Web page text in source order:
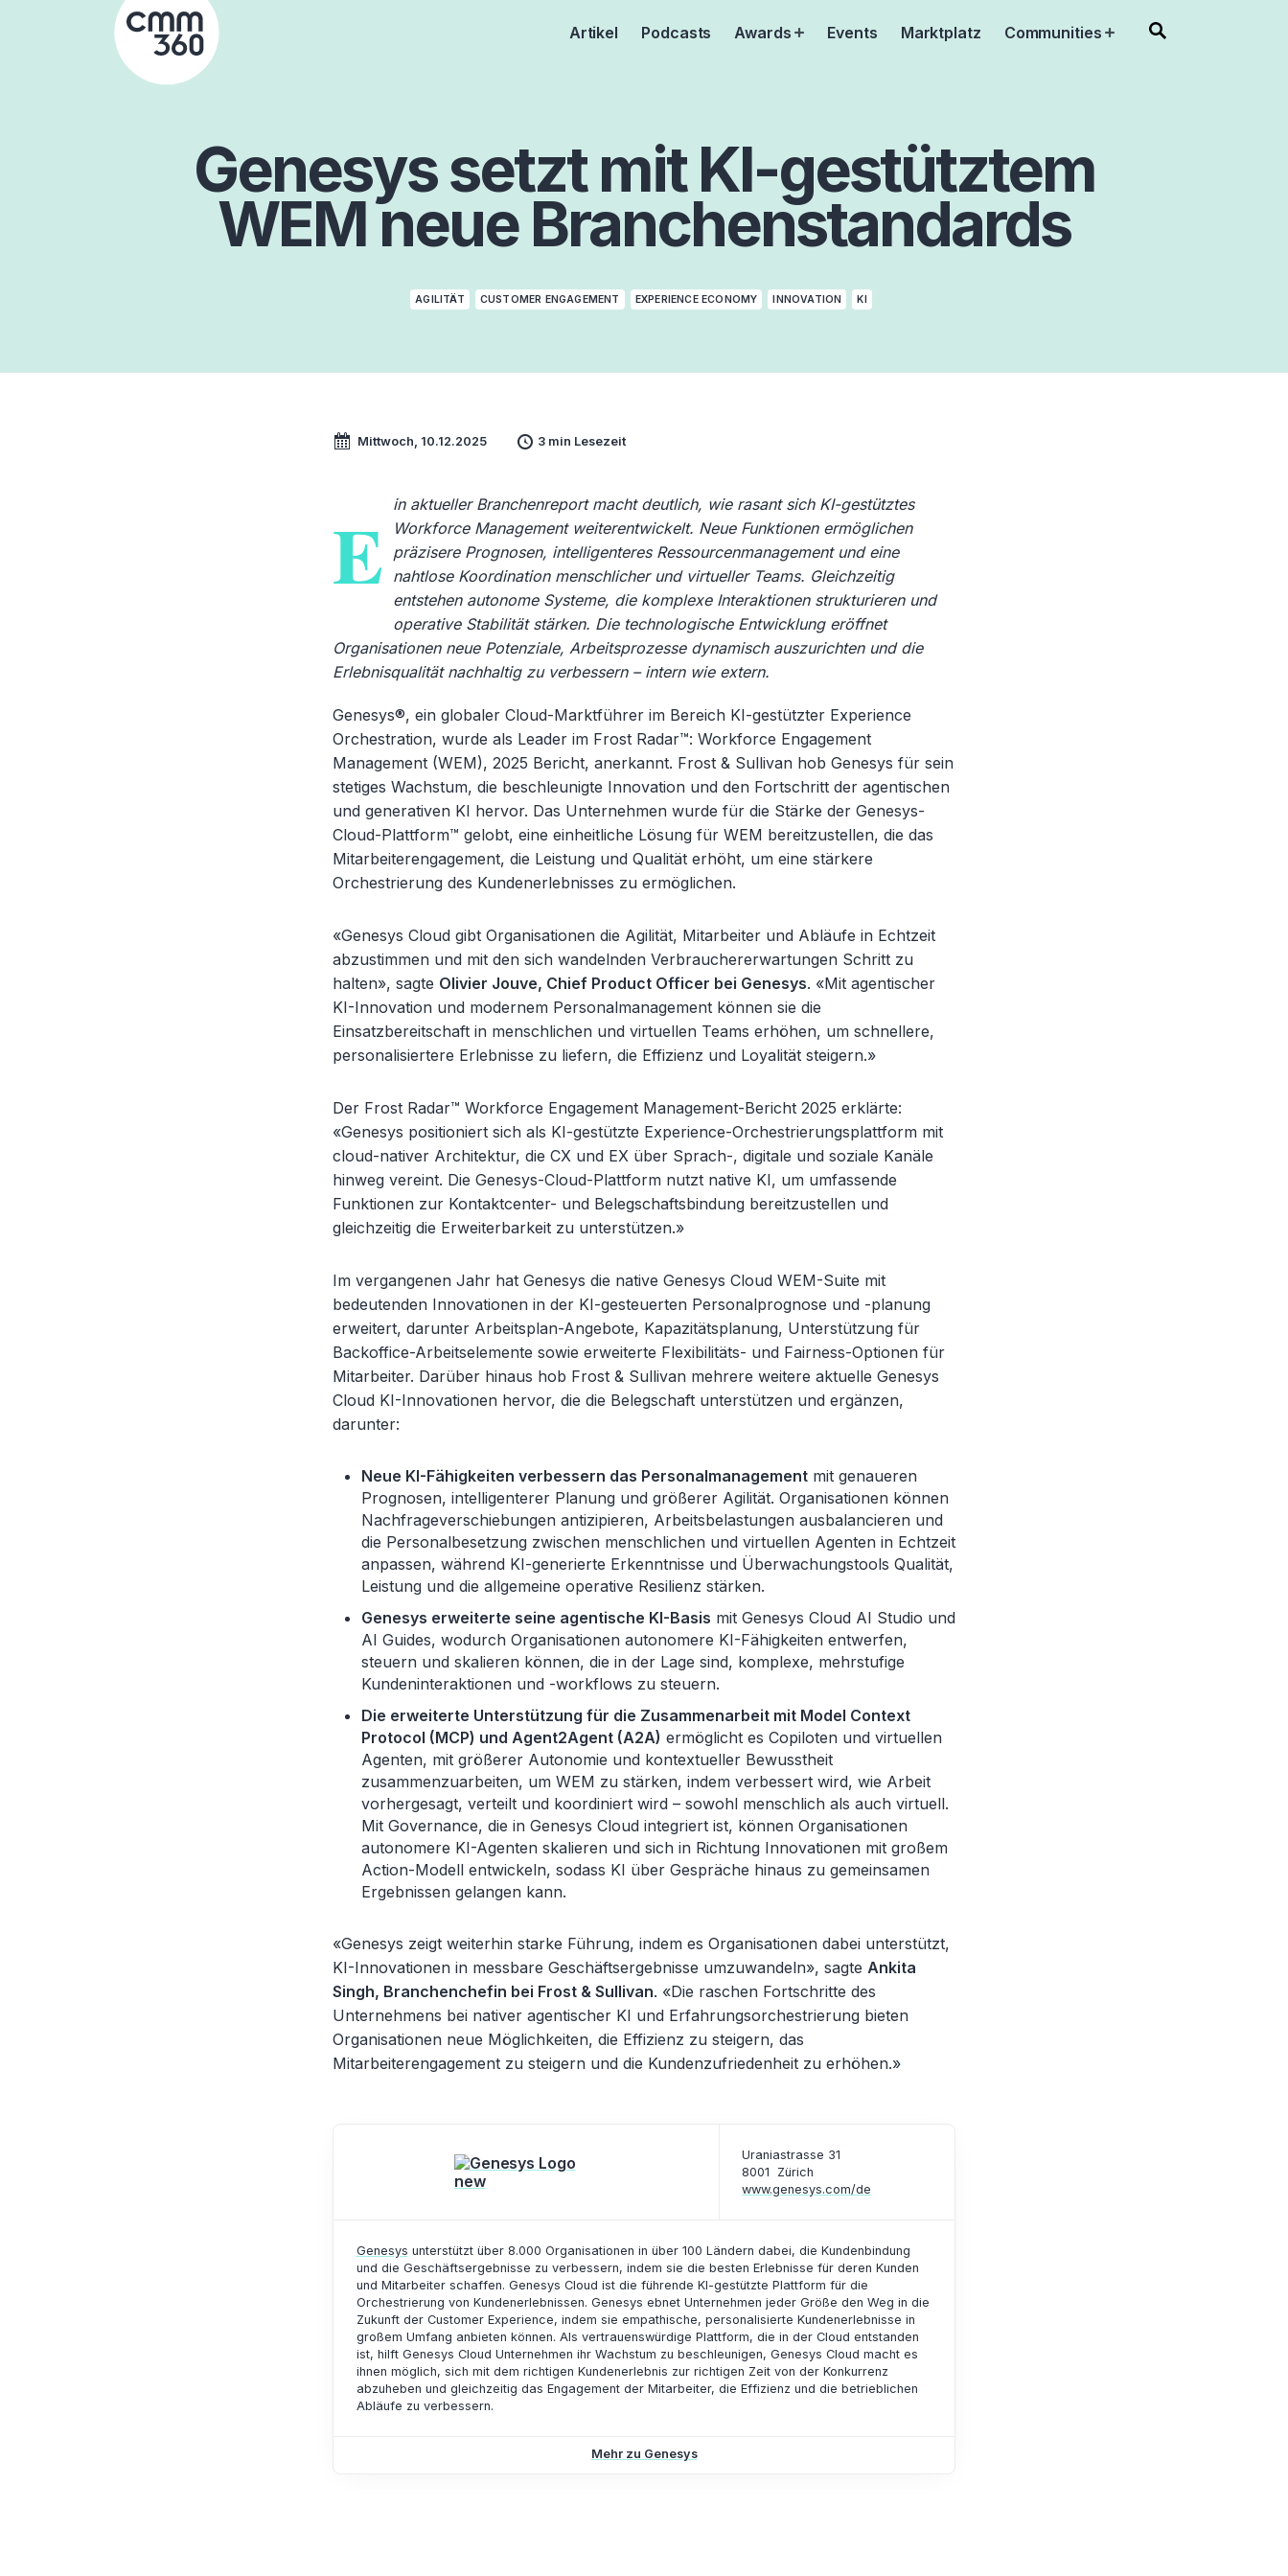
Artikel Podcasts Awards OpenEvents Marktplatz Communities Open
Genesys setzt mit KI-gestütztem
WEM neue Branchenstandards
AGILITÄT CUSTOMER ENGAGEMENT EXPERIENCE ECONOMY INNOVATION KI
Mittwoch, 10.12.2025 3 min Lesezeit
E in aktueller Branchenreport macht deutlich, wie rasant sich KI-gestütztes
Workforce Management weiterentwickelt. Neue Funktionen ermöglichen
präzisere Prognosen, intelligenteres Ressourcenmanagement und eine
nahtlose Koordination menschlicher und virtueller Teams. Gleichzeitig
entstehen autonome Systeme, die komplexe Interaktionen strukturieren und
operative Stabilität stärken. Die technologische Entwicklung eröffnet
Organisationen neue Potenziale, Arbeitsprozesse dynamisch auszurichten und die
Erlebnisqualität nachhaltig zu verbessern – intern wie extern.
Genesys®, ein globaler Cloud-Marktführer im Bereich KI-gestützter Experience
Orchestration, wurde als Leader im Frost Radar™: Workforce Engagement
Management (WEM), 2025 Bericht, anerkannt. Frost & Sullivan hob Genesys für sein
stetiges Wachstum, die beschleunigte Innovation und den Fortschritt der agentischen
und generativen KI hervor. Das Unternehmen wurde für die Stärke der Genesys-
Cloud-Plattform™ gelobt, eine einheitliche Lösung für WEM bereitzustellen, die das
Mitarbeiterengagement, die Leistung und Qualität erhöht, um eine stärkere
Orchestrierung des Kundenerlebnisses zu ermöglichen.
«Genesys Cloud gibt Organisationen die Agilität, Mitarbeiter und Abläufe in Echtzeit
abzustimmen und mit den sich wandelnden Verbrauchererwartungen Schritt zu
halten», sagte Olivier Jouve, Chief Product Officer bei Genesys. «Mit agentischer
KI-Innovation und modernem Personalmanagement können sie die
Einsatzbereitschaft in menschlichen und virtuellen Teams erhöhen, um schnellere,
personalisiertere Erlebnisse zu liefern, die Effizienz und Loyalität steigern.»
Der Frost Radar™ Workforce Engagement Management-Bericht 2025 erklärte:
«Genesys positioniert sich als KI-gestützte Experience-Orchestrierungsplattform mit
cloud-nativer Architektur, die CX und EX über Sprach-, digitale und soziale Kanäle
hinweg vereint. Die Genesys-Cloud-Plattform nutzt native KI, um umfassende
Funktionen zur Kontaktcenter- und Belegschaftsbindung bereitzustellen und
gleichzeitig die Erweiterbarkeit zu unterstützen.»
Im vergangenen Jahr hat Genesys die native Genesys Cloud WEM-Suite mit
bedeutenden Innovationen in der KI-gesteuerten Personalprognose und -planung
erweitert, darunter Arbeitsplan-Angebote, Kapazitätsplanung, Unterstützung für
Backoffice-Arbeitselemente sowie erweiterte Flexibilitäts- und Fairness-Optionen für
Mitarbeiter. Darüber hinaus hob Frost & Sullivan mehrere weitere aktuelle Genesys
Cloud KI-Innovationen hervor, die die Belegschaft unterstützen und ergänzen,
darunter:
Neue KI-Fähigkeiten verbessern das Personalmanagement mit genaueren
Prognosen, intelligenterer Planung und größerer Agilität. Organisationen können
Nachfrageverschiebungen antizipieren, Arbeitsbelastungen ausbalancieren und
die Personalbesetzung zwischen menschlichen und virtuellen Agenten in Echtzeit
anpassen, während KI-generierte Erkenntnisse und Überwachungstools Qualität,
Leistung und die allgemeine operative Resilienz stärken.
Genesys erweiterte seine agentische KI-Basis mit Genesys Cloud AI Studio und
AI Guides, wodurch Organisationen autonomere KI-Fähigkeiten entwerfen,
steuern und skalieren können, die in der Lage sind, komplexe, mehrstufige
Kundeninteraktionen und -workflows zu steuern.
Die erweiterte Unterstützung für die Zusammenarbeit mit Model Context
Protocol (MCP) und Agent2Agent (A2A) ermöglicht es Copiloten und virtuellen
Agenten, mit größerer Autonomie und kontextueller Bewusstheit
zusammenzuarbeiten, um WEM zu stärken, indem verbessert wird, wie Arbeit
vorhergesagt, verteilt und koordiniert wird – sowohl menschlich als auch virtuell.
Mit Governance, die in Genesys Cloud integriert ist, können Organisationen
autonomere KI-Agenten skalieren und sich in Richtung Innovationen mit großem
Action-Modell entwickeln, sodass KI über Gespräche hinaus zu gemeinsamen
Ergebnissen gelangen kann.
«Genesys zeigt weiterhin starke Führung, indem es Organisationen dabei unterstützt,
KI-Innovationen in messbare Geschäftsergebnisse umzuwandeln», sagte Ankita
Singh, Branchenchefin bei Frost & Sullivan. «Die raschen Fortschritte des
Unternehmens bei nativer agentischer KI und Erfahrungsorchestrierung bieten
Organisationen neue Möglichkeiten, die Effizienz zu steigern, das
Mitarbeiterengagement zu steigern und die Kundenzufriedenheit zu erhöhen.»
Uraniastrasse 31
8001
Zürich
www.genesys.com/de
Genesys unterstützt über 8.000 Organisationen in über 100 Ländern dabei, die Kundenbindung
und die Geschäftsergebnisse zu verbessern, indem sie die besten Erlebnisse für deren Kunden
und Mitarbeiter schaffen. Genesys Cloud ist die führende KI-gestützte Plattform für die
Orchestrierung von Kundenerlebnissen. Genesys ebnet Unternehmen jeder Größe den Weg in die
Zukunft der Customer Experience, indem sie empathische, personalisierte Kundenerlebnisse in
großem Umfang anbieten können. Als vertrauenswürdige Plattform, die in der Cloud entstanden
ist, hilft Genesys Cloud Unternehmen ihr Wachstum zu beschleunigen, Genesys Cloud macht es
ihnen möglich, sich mit dem richtigen Kundenerlebnis zur richtigen Zeit von der Konkurrenz
abzuheben und gleichzeitig das Engagement der Mitarbeiter, die Effizienz und die betrieblichen
Abläufe zu verbessern.
Mehr zu Genesys